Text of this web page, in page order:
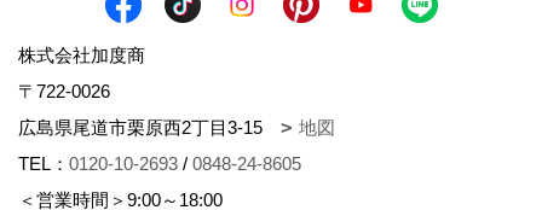
株式会社加度商
〒722-0026
広島県尾道市栗原西2丁目3-15
地図
TEL： 0120-10-2693 / 0848-24-8605
＜営業時間＞9:00～18:00